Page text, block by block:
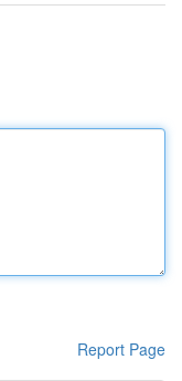
Report Page